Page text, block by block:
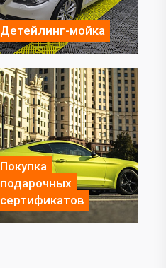
Детейлинг-мойка
Покупка
подарочных
сертификатов